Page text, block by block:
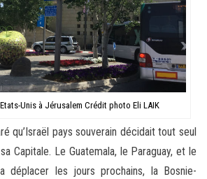
Unis à Jérusalem Crédit photo Eli LAIK
qu’Israël pays souverain décidait tout seul
Capitale. Le Guatemala, le Paraguay, et le
déplacer les jours prochains, la Bosnie-